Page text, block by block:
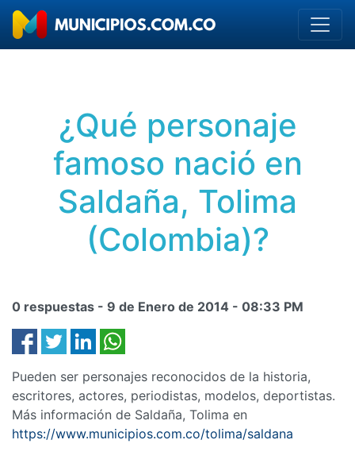
¿Qué personaje
famoso nació en
Saldaña, Tolima
(Colombia)?
0 respuestas - 9 de Enero de 2014 - 08:33 PM
Pueden ser personajes reconocidos de la historia,
escritores, actores, periodistas, modelos, deportistas.
Más información de Saldaña, Tolima en
https://www.municipios.com.co/tolima/saldana